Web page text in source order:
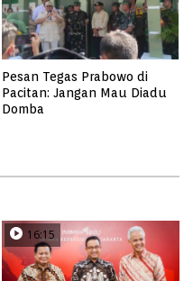
Pesan Tegas Prabowo di
Pacitan: Jangan Mau Diadu
Domba
16:15